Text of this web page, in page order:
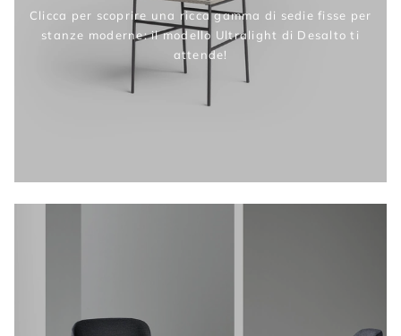
Clicca per scoprire una ricca gamma di sedie fisse per
stanze moderne: il modello Ultralight di Desalto ti
attende!